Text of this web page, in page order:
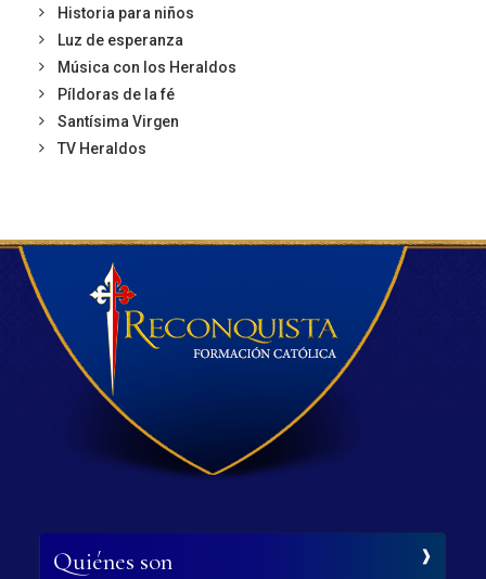
Historia para niños
Luz de esperanza
Música con los Heraldos
Píldoras de la fé
Santísima Virgen
TV Heraldos
Quiénes son